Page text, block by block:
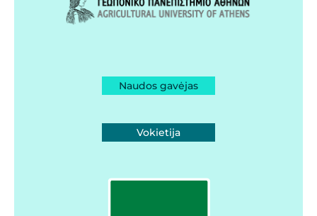
Naudos gavėjas
Vokietija